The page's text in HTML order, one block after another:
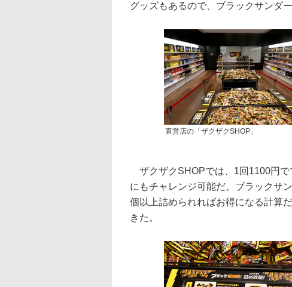
グッズもあるので、ブラックサンダ
直営店の「ザクザクSHOP」
ザクザクSHOPでは、1回1100円で
にもチャレンジ可能だ。ブラックサ
個以上詰められればお得になる計算
きた。